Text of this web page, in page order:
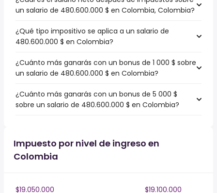
un salario de 480.600.000 $ en Colombia, Colombia?
¿Qué tipo impositivo se aplica a un salario de
480.600.000 $ en Colombia?
¿Cuánto más ganarás con un bonus de 1 000 $ sobre
un salario de 480.600.000 $ en Colombia?
¿Cuánto más ganarás con un bonus de 5 000 $
sobre un salario de 480.600.000 $ en Colombia?
Impuesto por nivel de ingreso en
Colombia
$19.050.000
$19.100.000